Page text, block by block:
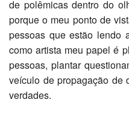
de polêmicas dentro do
porque o meu ponto de
pessoas que estão lendo
como artista meu papel é
pessoas, plantar
veículo de propagação de
verdades.